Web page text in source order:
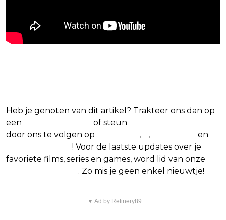
Heb je genoten van dit artikel? Trakteer ons dan op
een
of steun
door ons te volgen op
, ,
en
! Voor de laatste updates over je
favoriete films, series en games, word lid van onze
. Zo mis je geen enkel nieuwtje!
▼ Ad by Refinery89